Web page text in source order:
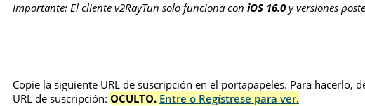
Importante: El cliente v2RayTun solo funciona coniOS 16.0y versiones
Copie la siguiente URL de suscripción en el portapapeles. Para
URL de suscripción: OCULTO. Entre o Regístrese para ver.